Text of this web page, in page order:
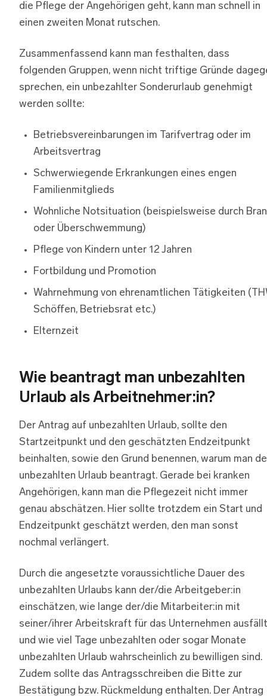
die Pflege der Angehörigen geht, kann man schnell in
einen zweiten Monat rutschen.
Zusammenfassend kann man festhalten, dass
folgenden Gruppen, wenn nicht triftige Gründe
sprechen, ein unbezahlter Sonderurlaub genehmigt
werden sollte:
Betriebsvereinbarungen im Tarifvertrag oder im
Arbeitsvertrag
Schwerwiegende Erkrankungen eines engen
Familienmitglieds
Wohnliche Notsituation (beispielsweise durch
oder Überschwemmung)
Pflege von Kindern unter 12 Jahren
Fortbildung und Promotion
Wahrnehmung von ehrenamtlichen Tätigkeiten
Schöffen, Betriebsrat etc.)
Elternzeit
Wie beantragt man unbezahlten
Urlaub als Arbeitnehmer:in?
Der Antrag auf unbezahlten Urlaub, sollte den
Startzeitpunkt und den geschätzten Endzeitpunkt
beinhalten, sowie den Grund benennen, warum man
unbezahlten Urlaub beantragt. Gerade bei kranken
Angehörigen, kann man die Pflegezeit nicht immer
genau abschätzen. Hier sollte trotzdem ein Start und
Endzeitpunkt geschätzt werden, den man sonst
nochmal verlängert.
Durch die angesetzte voraussichtliche Dauer des
unbezahlten Urlaubs kann der/die Arbeitgeber:in
einschätzen, wie lange der/die Mitarbeiter:in mit
seiner/ihrer Arbeitskraft für das Unternehmen ausfällt
und wie viel Tage unbezahlten oder sogar Monate
unbezahlten Urlaub wahrscheinlich zu bewilligen sind.
Zudem sollte das Antragsschreiben die Bitte zur
Bestätigung bzw. Rückmeldung enthalten. Der Antrag